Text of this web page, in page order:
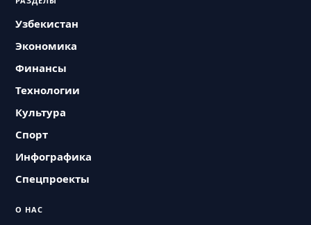
Узбекистан
Экономика
Финансы
Технологии
Культура
Спорт
Инфографика
Спецпроекты
О НАС